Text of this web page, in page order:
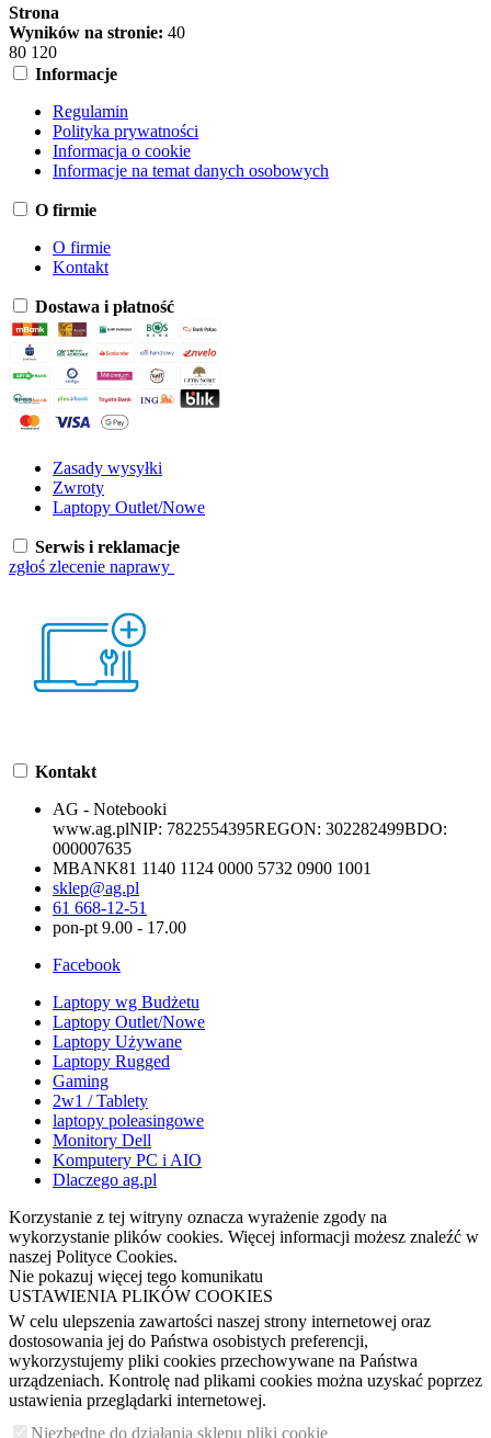
Strona
Wyników na stronie: 40
80 120
Informacje
Regulamin
Polityka prywatności
Informacja o cookie
Informacje na temat danych osobowych
O firmie
O firmie
Kontakt
Dostawa i płatność
Zasady wysyłki
Zwroty
Laptopy Outlet/Nowe
Serwis i reklamacje
zgłoś zlecenie naprawy
Kontakt
AG - Notebooki
www.ag.plNIP: 7822554395REGON: 302282499BDO:
000007635
MBANK81 1140 1124 0000 5732 0900 1001
sklep@ag.pl
61 668-12-51
pon-pt 9.00 - 17.00
Facebook
Laptopy wg Budżetu
Laptopy Outlet/Nowe
Laptopy Używane
Laptopy Rugged
Gaming
2w1 / Tablety
laptopy poleasingowe
Monitory Dell
Komputery PC i AIO
Dlaczego ag.pl
Korzystanie z tej witryny oznacza wyrażenie zgody na
wykorzystanie plików cookies. Więcej informacji możesz znaleźć w
naszej Polityce Cookies.
Nie pokazuj więcej tego komunikatu
USTAWIENIA PLIKÓW COOKIES
W celu ulepszenia zawartości naszej strony internetowej oraz
dostosowania jej do Państwa osobistych preferencji,
wykorzystujemy pliki cookies przechowywane na Państwa
urządzeniach. Kontrolę nad plikami cookies można uzyskać poprzez
ustawienia przeglądarki internetowej.
Niezbędne do działania sklepu pliki cookie